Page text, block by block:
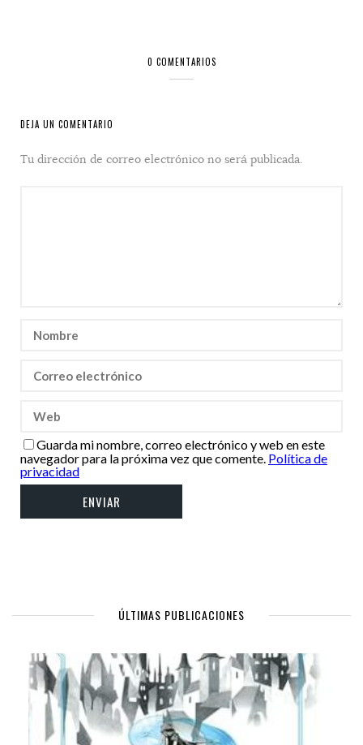
0 COMENTARIOS
DEJA UN COMENTARIO
Tu dirección de correo electrónico no será publicada.
Guarda mi nombre, correo electrónico y web en este
navegador para la próxima vez que comente. Política de
privacidad
ÚLTIMAS PUBLICACIONES